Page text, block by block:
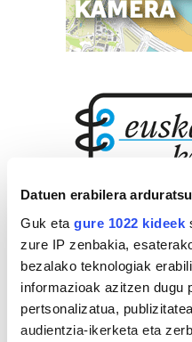
Datuen erabilera
Guk eta gure 1022 kideek
zure IP zenbakia,
bezalako teknologiak
informazioak azitzen dugu
pertsonalizatua,
audientzia-ikerketa eta